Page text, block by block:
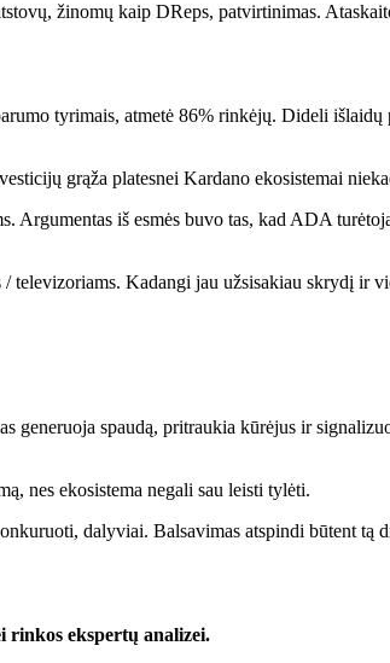
žinomų kaip DReps, patvirtinimas.
tyrimais, atmetė 86% rinkėjų. Dideli
grąža platesnei Kardano ekosistemai
Argumentas iš esmės buvo tas, kad ADA
televizoriams. Kadangi jau užsisakiau skrydį ir
spaudą, pritraukia kūrėjus ir
nes ekosistema negali sau leisti tylėti.
dalyviai. Balsavimas atspindi būtent tą
rinkos ekspertų analizei.